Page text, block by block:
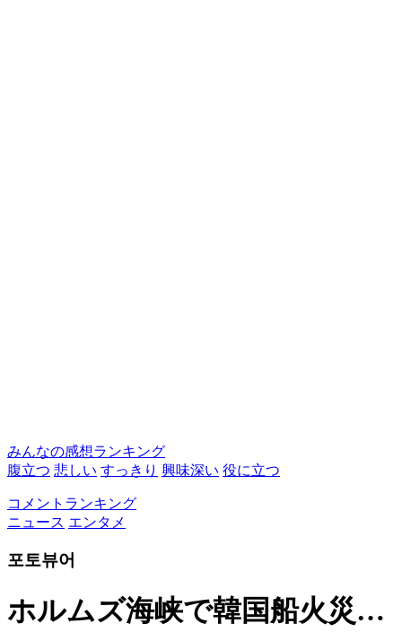
みんなの感想ランキング
腹立つ 悲しい すっきり 興味深い 役に立つ
コメントランキング
ニュース エンタメ
포토뷰어
ホルムズ海峡で韓国船火災…